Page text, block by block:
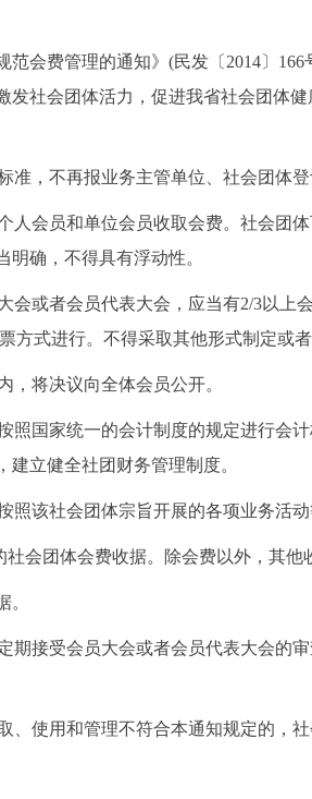
会费管理的通知》 (民发〔 2014〕 166
社会团体活力，促进我省社会团体
，不再报业务主管单位、社会团体登
人会员和单位会员收取会费。社会团
确，不得具有浮动性。
会或者会员代表大会，应当有2/3以上
方式进行。不得采取其他形式制定或者
，将决议向全体会员公开。
照国家统一的会计制度的规定进行会
立健全社团财务管理制度。
该社会团体宗旨开展的各项业务活动
社会团体会费收据。除会费以外，其他
。
期接受会员大会或者会员代表大会的
、使用和管理不符合本通知规定的，